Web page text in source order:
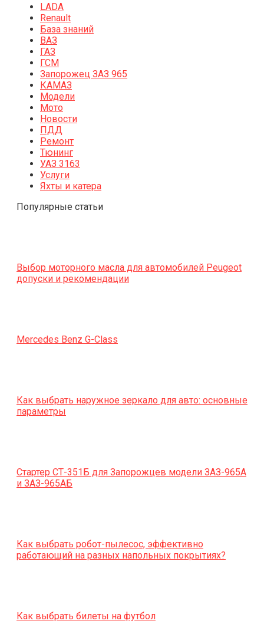
LADA
Renault
База знаний
ВАЗ
ГАЗ
ГСМ
Запорожец ЗАЗ 965
КАМАЗ
Модели
Мото
Новости
ПДД
Ремонт
Тюнинг
УАЗ 3163
Услуги
Яхты и катера
Популярные статьи
Выбор моторного масла для автомобилей Peugeot
допуски и рекомендации
Mercedes Benz G-Class
Как выбрать наружное зеркало для авто: основные
параметры
Стартер СТ-351Б для Запорожцев модели ЗАЗ-965А
и ЗАЗ-965АБ
Как выбрать робот-пылесос, эффективно
работающий на разных напольных покрытиях?
Как выбрать билеты на футбол